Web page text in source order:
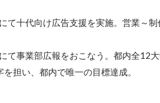
て十代向け広告支援を実施。営業～
て事業部広報をおこなう。都内全12
担い、都内で唯一の目標達成。